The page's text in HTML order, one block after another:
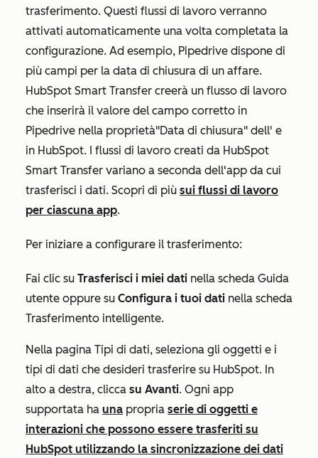
trasferimento. Questi flussi di lavoro verranno
attivati automaticamente una volta completata la
configurazione. Ad esempio, Pipedrive dispone di
più campi per la data di chiusura di un affare.
HubSpot Smart Transfer creerà un flusso di lavoro
che inserirà il valore del campo corretto in
Pipedrive nella proprietà"Data di chiusura" dell' e
in HubSpot. I flussi di lavoro creati da HubSpot
Smart Transfer variano a seconda dell'app da cui
trasferisci i dati. Scopri di più sui flussi di lavoro
per ciascuna app.
Per iniziare a configurare il trasferimento:
Fai clic su Trasferisci i miei dati nella scheda Guida
utente oppure su Configura i tuoi dati nella scheda
Trasferimento intelligente.
Nella pagina Tipi di dati, seleziona gli oggetti e i
tipi di dati che desideri trasferire su HubSpot. In
alto a destra, clicca su Avanti. Ogni app
supportata ha una propria serie di oggetti e
interazioni che possono essere trasferiti su
HubSpot utilizzando la sincronizzazione dei dati